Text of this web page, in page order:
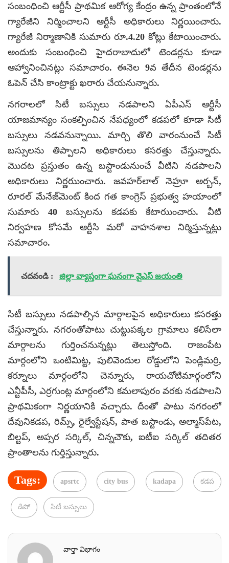
సంబంధించి ఆర్టీసీ ప్రాథమిక ఆరోగ్య కేంద్రం ఉన్న ప్రాంతంలోనే
గ్యారేజీని నిర్మించాలని ఆర్టీసీ అధికారులు నిర్ణయించారు.
గ్యారేజీ నిర్మాణానికి సుమారు రూ.4.20 కోట్లు కేటాయించారు.
అందుకు సంబంధించి హైదరాబాదులో టెండర్లను కూడా
ఆహ్వానించినట్లు సమాచారం. ఈనెల 9వ తేదీన టెండర్లను
ఓపెన్ చేసి కాంట్రాక్టు ఖరారు చేయనున్నారు.
నగరాలలో సిటీ బస్సులు నడపాలని ఏపీఎస్ ఆర్టీసీ
యాజమాన్యం సంకల్పించిన నేపధ్యంలో కడపలో కూడా సిటీ
బస్సులు నడవనున్నాయి. మార్చి తొలి వారంనుంచే సిటీ
బస్సులను తిప్పాలని అధికారులు కసరత్తు చేస్తున్నారు.
మొదట ప్రస్తుతం ఉన్న బస్టాండునుంచే వీటిని నడపాలని
అధికారులు నిర్ణరుుంచారు. జవహర్‌లాల్ నెహ్రూ అర్బన్,
రూరల్ మేనేజ్‌మెంట్ కింద గత కాంగ్రెస్ ప్రభుత్వ హయాంలో
సుమారు 40 బస్సులను కడపకు కేటారుుంచారు. వీటి
నిర్వహణ కోసమే ఆర్టీసి మరో వాహనశాల నిర్మిస్తున్నట్లు
సమాచారం.
చదవండి : జిల్లా వ్యాప్తంగా ఘనంగా వైఎస్ జయంతి
సిటీ బస్సులు నడపాల్సిన మార్గాలపైన అధికారులు కసరత్తు
చేస్తున్నారు. నగరంతోపాటు చుట్టుపక్కల గ్రామాలు కలిసేలా
మార్గాలను గుర్తించనున్నట్లు తెలుస్తోంది. రాజంపేట
మార్గంలోని ఒంటిమిట్ట, పులివెందుల రోడ్డులోని పెండ్లిమర్రి,
కర్నూలు మార్గంలోని చెన్నూరు, రాయచోటిమార్గంలోని
ఎన్టీపీసీ, ఎర్రగుంట్ల మార్గంలోని కమలాపురం వరకు నడపాలని
ప్రాథమికంగా నిర్ణయానికి వచ్చారు. దీంతో పాటు నగరంలో
దేవునికడప, రిమ్స్, రైల్వేస్టేషన్, పాత బస్టాండు, అల్మాస్‌పేట,
బిల్టప్, అప్సర సర్కిల్, చిన్నచౌకు, ఐటీఐ సర్కిల్ తదితర
ప్రాంతాలను గుర్తిస్తున్నారు.
Tags: apsrtc city bus kadapa కడప
డిపో సిటీ బస్సులు
వార్తా విభాగం